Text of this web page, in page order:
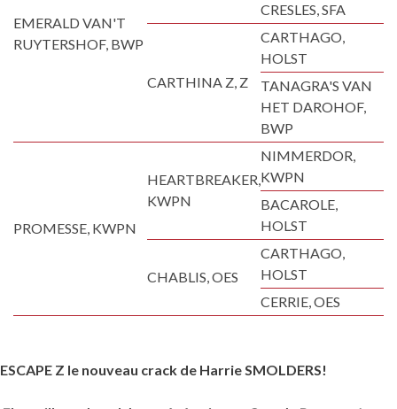
EMERALD VAN'T
RUYTERSHOF, BWP
CRESLES, SFA
CARTHINA Z, Z
CARTHAGO,
HOLST
TANAGRA'S VAN
HET DAROHOF,
BWP
PROMESSE, KWPN
HEARTBREAKER,
KWPN
NIMMERDOR,
KWPN
BACAROLE,
HOLST
CHABLIS, OES
CARTHAGO,
HOLST
CERRIE, OES
ESCAPE Z le nouveau crack de Harrie SMOLDERS!